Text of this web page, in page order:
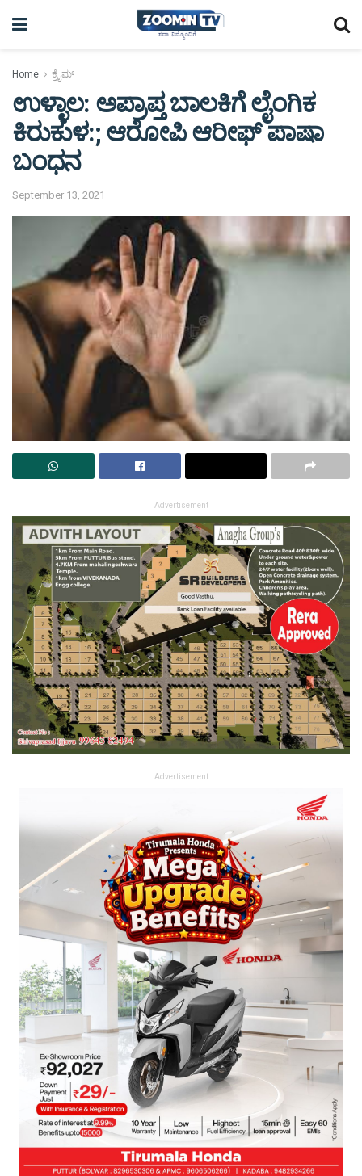
Home ಕ್ರೈಮ್
ಉಳ್ಳಾಲ‌: ಅಪ್ರಾಪ್ತ ಬಾಲಕಿಗೆ ಲೈಂಗಿಕ
ಕಿರುಕುಳ:; ಆರೋಪಿ ಆರೀಫ್ ಪಾಷಾ
ಬಂಧನ
September 13, 2021
Advertisement
Advertisement